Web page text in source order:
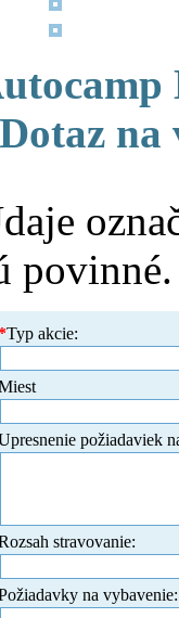
povinné.
Typ akcie:
požiadaviek
stravovanie:
na vybavenie: